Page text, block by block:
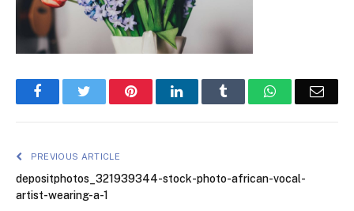
FacebookTwitter PinterestLinkedIn Tumblr WhatsApp
PREVIOUS ARTICLE
depositphotos_321939344-stock-photo-african-vocal-
artist-wearing-a-1